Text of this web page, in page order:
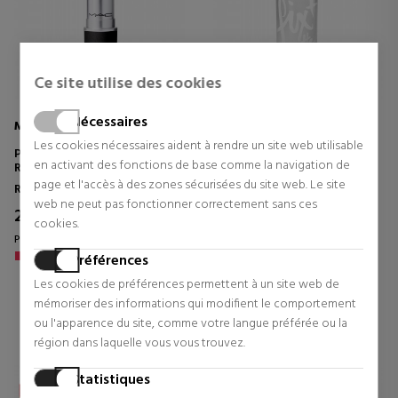
Ce site utilise des cookies
Nécessaires
Les cookies nécessaires aident à rendre un site web utilisable
en activant des fonctions de base comme la navigation de
page et l'accès à des zones sécurisées du site web. Le site
web ne peut pas fonctionner correctement sans ces
cookies.
Préférences
Les cookies de préférences permettent à un site web de
mémoriser des informations qui modifient le comportement
ou l'apparence du site, comme votre langue préférée ou la
région dans laquelle vous vous trouvez.
Statistiques
MAC
POWDER KISS
ROUGE À LÈVRES
Rouges à Lèvres
20,48 € 14% Réduction
Prix d'origine 23,95 €
0 revues
PREP + PRIME FIX + MATTE
SPRAY FIXATEUR
RAFRAÎCHISSANT QUI MATIFIE
INSTANTANÉMENT
Soin visage
25,61 €